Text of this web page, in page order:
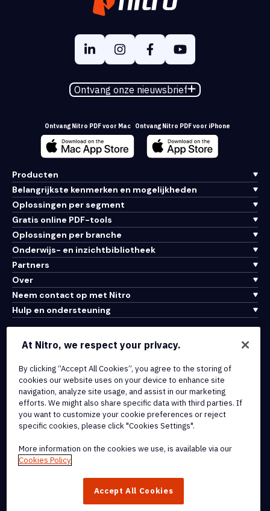
Ontvang onze nieuwsbrief
Ontvang Nitro PDF voor Mac Ontvang Nitro PDF voor iPhone
Producten
Belangrijkste kenmerken en mogelijkheden
Oplossingen per segment
Gratis online PDF-tools
Oplossingen per branche
Onderwijs- en inzichtbibliotheek
Partners
Over
Neem contact op met Nitro
Hulp en ondersteuning
Integraties en API-connectiviteit
Cookiebeleid
Copyrightbeleid
Alle voorwaarden en beleidsmaatregelen
© 2026 Nitro Software, Inc. Inc. Alle rechten voorbehouden.
Nitro, het Nitro-logo, Nitro Productivity Platform, Nitro PDF Pro, Nitro
dochterondernemingen in de Verenigde Staten en/of andere
At Nitro, we respect your privacy.
By clicking “Accept All Cookies”, you agree to the storing of
cookies our website uses on your device to enhance site
navigation, analyze site usage, and assist in our marketing
efforts. We might also share specific data with third parties. If
you want to customize your cookie preferences or reject
specific cookies, please click "Cookies Settings".
More information on the cookies we use, is available via our
Cookies Policy
Accept All Cookies